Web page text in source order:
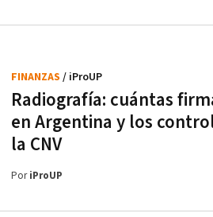
Radiografía: cuántas
en Argentina y los
la CNV
FINANZAS / iProUP
PoriProUP